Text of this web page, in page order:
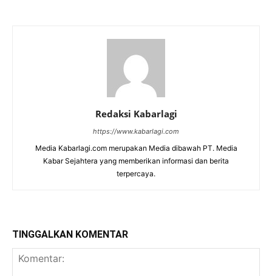
Redaksi Kabarlagi
https://www.kabarlagi.com
Media Kabarlagi.com merupakan Media dibawah PT. Media
Kabar Sejahtera yang memberikan informasi dan berita
terpercaya.
TINGGALKAN KOMENTAR